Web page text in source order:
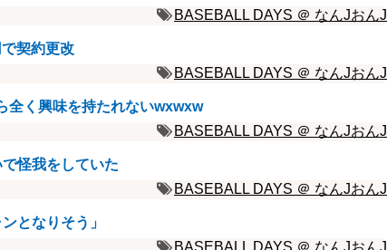
BASEBALL DAYS ＠ なんJおんJ
契約更改
BASEBALL DAYS ＠ なんJおんJ
全く興味を持たれないwxwxw
BASEBALL DAYS ＠ なんJおんJ
怪我をしていた
BASEBALL DAYS ＠ なんJおんJ
となりそう」